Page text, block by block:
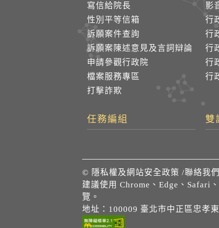
寫信給院長
性別平等信箱
訴願案件查詢
訴願案陳述意見及言詞辯論
申請參觀行政院
檔案服務專區
打擊詐欺
影
行
行
行
行
行
任務編組 雙
© 隱私權及網站安全政策 /聯絡我
建議使用 Chrome、Edge、Safari
覽。
地址：100009 臺北市中正區忠